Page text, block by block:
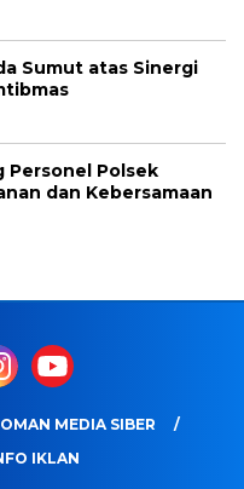
Sumut atas Sinergi
Personel Polsek
dan Kebersamaan
MEDIA SIBER
IKLAN